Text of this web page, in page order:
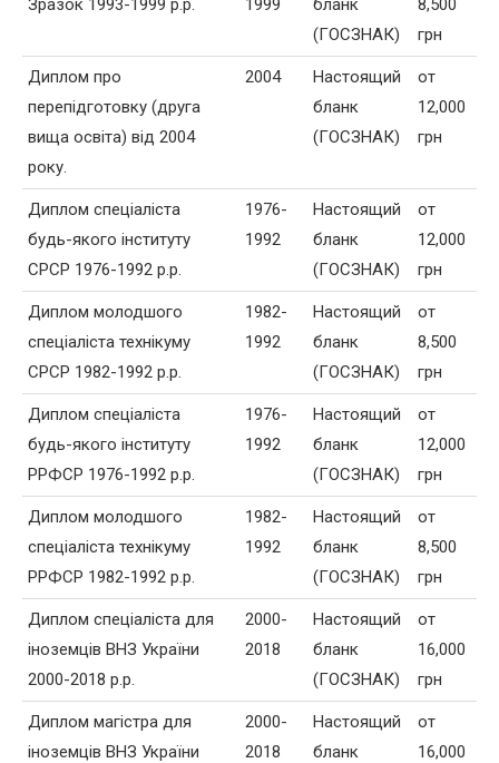
Зразок 1993-1999 р.р.
1999
бланк
(ГОСЗНАК)
8,500
грн
Диплом про
перепідготовку (друга
вища освіта) від 2004
року.
2004
Настоящий
бланк
(ГОСЗНАК)
от
12,000
грн
Диплом спеціаліста
будь-якого інституту
СРСР 1976-1992 р.р.
1976-
1992
Настоящий
бланк
(ГОСЗНАК)
от
12,000
грн
Диплом молодшого
спеціаліста технікуму
СРСР 1982-1992 р.р.
1982-
1992
Настоящий
бланк
(ГОСЗНАК)
от
8,500
грн
Диплом спеціаліста
будь-якого інституту
РРФСР 1976-1992 р.р.
1976-
1992
Настоящий
бланк
(ГОСЗНАК)
от
12,000
грн
Диплом молодшого
спеціаліста технікуму
РРФСР 1982-1992 р.р.
1982-
1992
Настоящий
бланк
(ГОСЗНАК)
от
8,500
грн
Диплом спеціаліста для
іноземців ВНЗ України
2000-2018 р.р.
2000-
2018
Настоящий
бланк
(ГОСЗНАК)
от
16,000
грн
Диплом магістра для
іноземців ВНЗ України
2000-
2018
Настоящий
бланк
от
16,000